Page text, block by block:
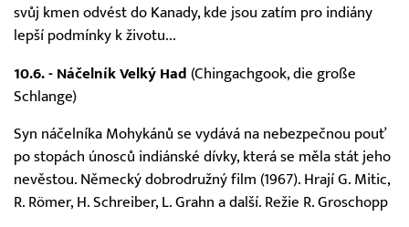
svůj kmen odvést do Kanady, kde jsou zatím pro indiány
lepší podmínky k životu...
10.6. - Náčelník Velký Had (Chingachgook, die große
Schlange)
Syn náčelníka Mohykánů se vydává na nebezpečnou pouť
po stopách únosců indiánské dívky, která se měla stát jeho
nevěstou. Německý dobrodružný film (1967). Hrají G. Mitic,
R. Römer, H. Schreiber, L. Grahn a další. Režie R. Groschopp